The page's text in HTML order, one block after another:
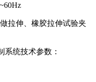
拉伸、橡胶拉伸试验夹
统技术参数：